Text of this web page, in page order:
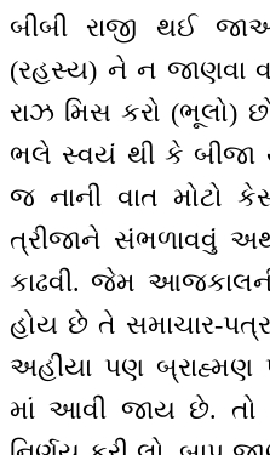
બીબી રાજી થઈ
(રહસ્ય) ને ન જાણવા
રાઝ મિસ કરો (ભૂલો)
ભલે સ્વયં થી કે બીજા
જ નાની વાત મોટો
ત્રીજાને સંભળાવવું
કાઢવી. જેમ
હોય છે તે સમાચાર-
અહીંયા પણ બ્રાહ્મણ
માં આવી જાય છે. તો